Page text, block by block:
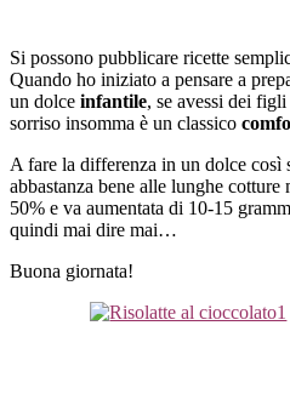
Si possono pubblicare ricette
Quando ho iniziato a pensare a
un dolce infantile, se avessi dei
sorriso insomma è un classico
A fare la differenza in un dolce così
abbastanza bene alle lunghe
50% e va aumentata di 10-15
quindi mai dire mai…
Buona giornata!